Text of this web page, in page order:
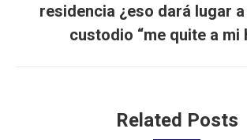
Publicación
siguiente:
residencia ¿eso dará lugar
custodio “me quite a mi
Related Posts